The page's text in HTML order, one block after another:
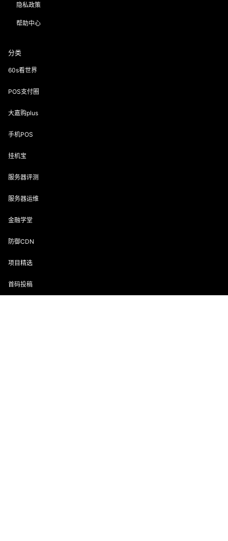
隐私政策
帮助中心
分类
60s看世界
POS支付圈
大嘉购plus
手机POS
挂机宝
服务器评测
服务器运维
金融学堂
防御CDN
项目精选
首码投稿